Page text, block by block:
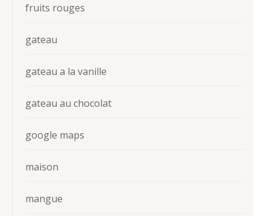
fruits rouges
gateau
gateau a la vanille
gateau au chocolat
google maps
maison
mangue